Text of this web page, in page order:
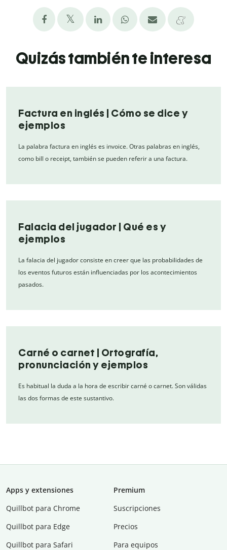
Quizás también te interesa
Factura en inglés | Cómo se dice y
ejemplos
La palabra factura en inglés es invoice. Otras palabras en inglés,
como bill o receipt, también se pueden referir a una factura.
Falacia del jugador | Qué es y
ejemplos
La falacia del jugador consiste en creer que las probabilidades de
los eventos futuros están influenciadas por los acontecimientos
pasados.
Carné o carnet | Ortografía,
pronunciación y ejemplos
Es habitual la duda a la hora de escribir carné o carnet. Son válidas
las dos formas de este sustantivo.
Apps y extensiones
Quillbot para Chrome
Quillbot para Edge
Quillbot para Safari
Premium
Suscripciones
Precios
Para equipos